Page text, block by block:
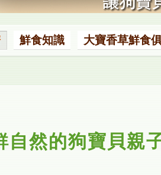
鮮食知識 大寶香草鮮食
自然的狗寶貝親